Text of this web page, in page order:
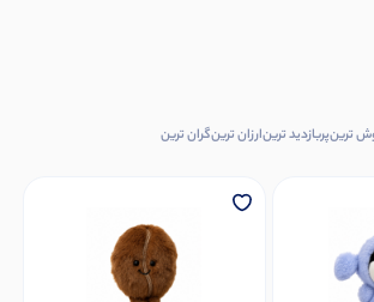
ترینپربازدید ترینارزان ترینگران ترین